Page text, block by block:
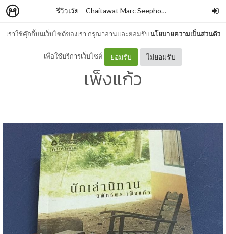
เราใช้คุ๊กกี้บนเว็บไซต์ของเรา กรุณาอ่านและยอมรับนโยบายความเป็นส่วนตัว
เพื่อใช้บริการเว็บไซต์ ยอมรับ ไม่ยอมรับ
รีวิวเว้ย – Chaitawat Marc Seephongsai
นักเล่านิทาน By นิพัทธ์พร
เพ็งแก้ว